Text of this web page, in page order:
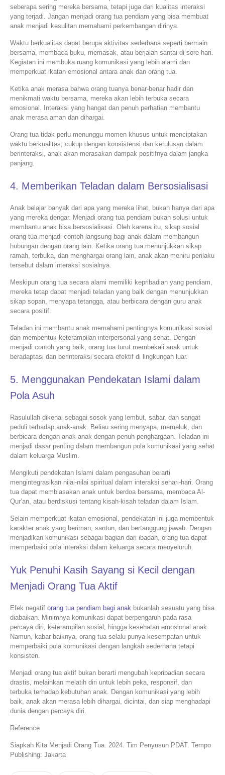
seberapa sering mereka bersama, tetapi juga dari kualitas interaksi
yang terjadi. Jangan menjadi orang tua pendiam yang bisa membuat
anak menjadi kesulitan memahami perkembangan dirinya.
Waktu berkualitas dapat berupa aktivitas sederhana seperti bermain
bersama, membaca buku, memasak, atau berjalan santai di sore hari.
Kegiatan ini membuka ruang komunikasi yang lebih alami dan
memperkuat ikatan emosional antara anak dan orang tua.
Ketika anak merasa bahwa orang tuanya benar-benar hadir dan
menikmati waktu bersama, mereka akan lebih terbuka secara
emosional. Interaksi yang hangat dan penuh perhatian membantu
anak merasa aman dan dihargai.
Orang tua tidak perlu menunggu momen khusus untuk menciptakan
waktu berkualitas; cukup dengan konsistensi dan ketulusan dalam
berinteraksi, anak akan merasakan dampak positifnya dalam jangka
panjang.
4. Memberikan Teladan dalam Bersosialisasi
Anak belajar banyak dari apa yang mereka lihat, bukan hanya dari apa
yang mereka dengar. Menjadi orang tua pendiam bukan solusi untuk
membantu anak bisa bersosialisasi. Oleh karena itu, sikap sosial
orang tua menjadi contoh langsung bagi anak dalam membangun
hubungan dengan orang lain. Ketika orang tua menunjukkan sikap
ramah, terbuka, dan menghargai orang lain, anak akan meniru perilaku
tersebut dalam interaksi sosialnya.
Meskipun orang tua secara alami memiliki kepribadian yang pendiam,
mereka tetap dapat menjadi teladan yang baik dengan menunjukkan
sikap sopan, menyapa tetangga, atau berbicara dengan guru anak
secara positif.
Teladan ini membantu anak memahami pentingnya komunikasi sosial
dan membentuk keterampilan interpersonal yang sehat. Dengan
menjadi contoh yang baik, orang tua turut membekali anak untuk
beradaptasi dan berinteraksi secara efektif di lingkungan luar.
5. Menggunakan Pendekatan Islami dalam
Pola Asuh
Rasulullah dikenal sebagai sosok yang lembut, sabar, dan sangat
peduli terhadap anak-anak. Beliau sering menyapa, memeluk, dan
berbicara dengan anak-anak dengan penuh penghargaan. Teladan ini
menjadi dasar penting dalam membangun pola komunikasi yang sehat
dalam keluarga Muslim.
Mengikuti pendekatan Islami dalam pengasuhan berarti
mengintegrasikan nilai-nilai spiritual dalam interaksi sehari-hari. Orang
tua dapat membiasakan anak untuk berdoa bersama, membaca Al-
Qur’an, atau berdiskusi tentang kisah-kisah teladan dalam Islam.
Selain memperkuat ikatan emosional, pendekatan ini juga membentuk
karakter anak yang beriman, santun, dan bertanggung jawab. Dengan
menjadikan komunikasi sebagai bagian dari ibadah, orang tua dapat
memperbaiki pola interaksi dalam keluarga secara menyeluruh.
Yuk Penuhi Kasih Sayang si Kecil dengan
Menjadi Orang Tua Aktif
Efek negatif orang tua pendiam bagi anak bukanlah sesuatu yang bisa
diabaikan. Minimnya komunikasi dapat berpengaruh pada rasa
percaya diri, keterampilan sosial, hingga kesehatan emosional anak.
Namun, kabar baiknya, orang tua selalu punya kesempatan untuk
memperbaiki pola komunikasi dengan langkah sederhana tetapi
konsisten.
Menjadi orang tua aktif bukan berarti mengubah kepribadian secara
drastis, melainkan melatih diri untuk lebih peka, responsif, dan
terbuka terhadap kebutuhan anak. Dengan komunikasi yang lebih
baik, anak akan merasa lebih dihargai, dicintai, dan siap menghadapi
dunia dengan percaya diri.
Reference
Siapkah Kita Menjadi Orang Tua. 2024. Tim Penyusun PDAT. Tempo
Publishing: Jakarta